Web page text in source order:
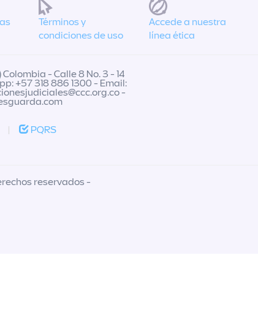
Términos y
condiciones de uso
Accede a nuestra
línea ética
- Calle 8 No. 3 - 14
+57 318 886 1300 - Email:
-
| PQRS
reservados -